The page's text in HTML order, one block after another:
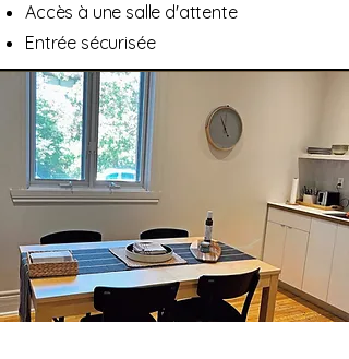
Accès à une salle d'attente
Entrée sécurisée